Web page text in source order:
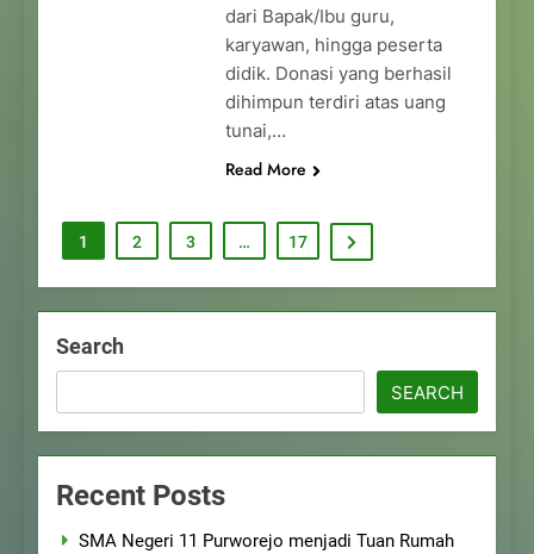
dari Bapak/Ibu guru,
karyawan, hingga peserta
didik. Donasi yang berhasil
dihimpun terdiri atas uang
tunai,…
Read More
1 2 3 … 17
Search
SEARCH
Recent Posts
SMA Negeri 11 Purworejo menjadi Tuan Rumah